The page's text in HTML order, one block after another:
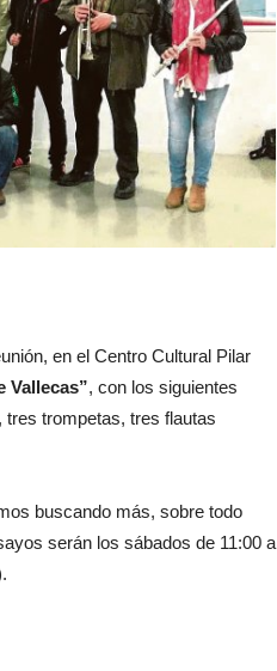
en el Centro Cultural Pilar
Vallecas”, con los siguientes
trompetas, tres flautas
buscando más, sobre todo
serán los sábados de 11:00 a